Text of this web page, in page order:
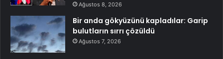
Ağustos 8, 2026
Bir anda gökyüzünü kapladılar: Garip
bulutların sırrı çözüldü
Ağustos 7, 2026